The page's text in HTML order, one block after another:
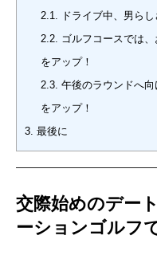
2.1. ドライブ中、男ら
2.2. ゴルフコースでは
をアップ！
2.3. 午後のラウンドへ
をアップ！
3. 最後に
交際始めのデー
ーションゴルフ